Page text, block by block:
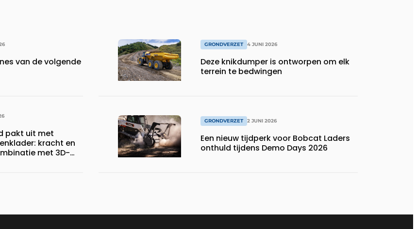
van de volgende
pakt uit met
kracht en
met 3D-
GRONDVERZET 4 JUNI 2026
Deze knikdumper is ontworpen om elk
terrein te bedwingen
GRONDVERZET 2 JUNI 2026
Een nieuw tijdperk voor Bobcat Laders
onthuld tijdens Demo Days 2026